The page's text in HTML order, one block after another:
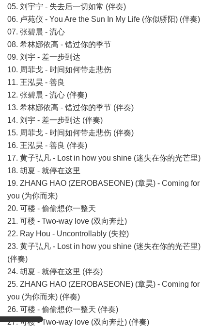
05. 刘宇宁 - 失去后一切如常 (伴奏)
06. 卢苑仪 - You Are the Sun In My Life (你似骄阳) (伴奏)
07. 张碧晨 - 流心
08. 希林娜依高 - 错过你的季节
09. 刘宇 - 差一步到达
10. 周菲戈 - 时间如何带走悲伤
11. 王泓昊 - 善良
12. 张碧晨 - 流心 (伴奏)
13. 希林娜依高 - 错过你的季节 (伴奏)
14. 刘宇 - 差一步到达 (伴奏)
15. 周菲戈 - 时间如何带走悲伤 (伴奏)
16. 王泓昊 - 善良 (伴奏)
17. 黄子弘凡 - Lost in how you shine (迷失在你的光芒里)
18. 胡夏 - 就停在这里
19. ZHANG HAO (ZEROBASEONE) (章昊) - Coming for
you (为你而来)
20. 可楼 - 偷偷想你一整天
21. 可楼 - Two-way love (双向奔赴)
22. Ray Hou - Uncontrollably (失控)
23. 黄子弘凡 - Lost in how you shine (迷失在你的光芒里)
(伴奏)
24. 胡夏 - 就停在这里 (伴奏)
25. ZHANG HAO (ZEROBASEONE) (章昊) - Coming for
you (为你而来) (伴奏)
26. 可楼 - 偷偷想你一整天 (伴奏)
27. 可楼 - Two-way love (双向奔赴) (伴奏)